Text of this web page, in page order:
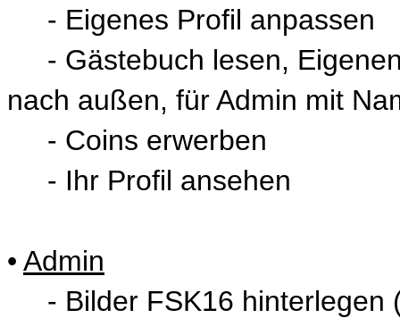
- Eigenes Profil anpassen
- Gästebuch lesen,
nach außen, für Admin mit
- Coins erwerben
- Ihr Profil ansehen
• Admin
- Bilder FSK16 hinterlegen